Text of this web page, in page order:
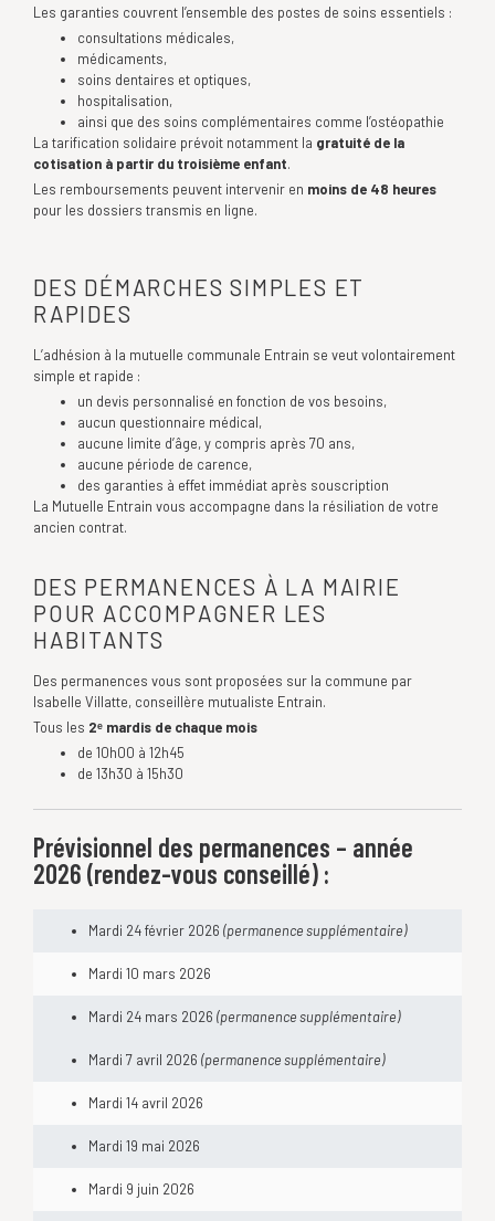
Les garanties couvrent l’ensemble des postes de soins essentiels :
consultations médicales,
médicaments,
soins dentaires et optiques,
hospitalisation,
ainsi que des soins complémentaires comme l’ostéopathie
La tarification solidaire prévoit notamment la gratuité de la
cotisation à partir du troisième enfant.
Les remboursements peuvent intervenir en moins de 48 heures
pour les dossiers transmis en ligne.
DES DÉMARCHES SIMPLES ET
RAPIDES
L’adhésion à la mutuelle communale Entrain se veut volontairement
simple et rapide :
un devis personnalisé en fonction de vos besoins,
aucun questionnaire médical,
aucune limite d’âge, y compris après 70 ans,
aucune période de carence,
des garanties à effet immédiat après souscription
La Mutuelle Entrain vous accompagne dans la résiliation de votre
ancien contrat.
DES PERMANENCES À LA MAIRIE
POUR ACCOMPAGNER LES
HABITANTS
Des permanences vous sont proposées sur la commune par
Isabelle Villatte, conseillère mutualiste Entrain.
Tous les 2ᵉ mardis de chaque mois
de 10h00 à 12h45
de 13h30 à 15h30
Prévisionnel des permanences – année
2026 (rendez-vous conseillé) :
Mardi 24 février 2026 (permanence supplémentaire)
Mardi 10 mars 2026
Mardi 24 mars 2026 (permanence supplémentaire)
Mardi 7 avril 2026 (permanence supplémentaire)
Mardi 14 avril 2026
Mardi 19 mai 2026
Mardi 9 juin 2026